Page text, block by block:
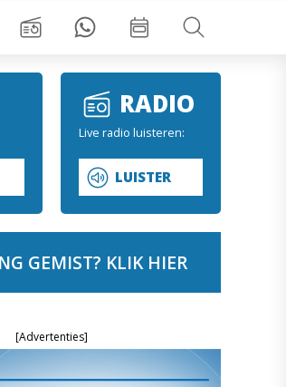
RADIO
Live radio luisteren:
LUISTER
GEMIST? KLIK HIER
[Advertenties]